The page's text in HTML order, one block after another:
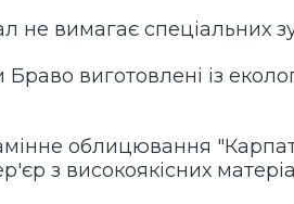
не вимагає спеціальних
Браво виготовлені із
облицювання "
з високоякісних